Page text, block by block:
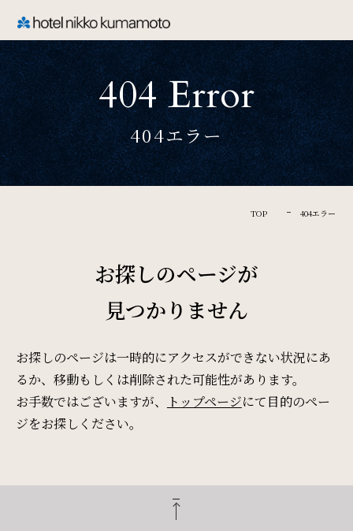
CLOSE
TOP
Welcome
Rooms
Restaurant & Lounge
レストラン&ラウンジ
Banquet
ご宿泊日を検索
404 Error
404エラー
TOP 404エラー
お探しのページが
見つかりません
お探しのページは一時的にアクセスができない状況にあ
るか、移動もしくは削除された可能性があります。
お手数ではございますが、
トップページにて目的のペー
ジをお探しください。